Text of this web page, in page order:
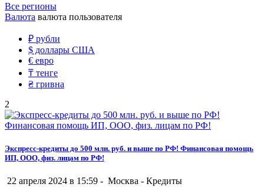
Все регионы
Валюта валюта пользователя
₽ рубли
$ доллары США
€ евро
₸ тенге
₴ гривна
2
Экспресс-кредиты до 500 млн. руб. и выше по РФ! Финансовая помощь
ИП, ООО, физ. лицам по РФ!
22 апреля 2024 в 15:59 - Москва - Кредиты